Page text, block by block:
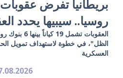
بريطانيا تفرض
روسيا.. سيبيها يحدد
الظل"، في خطوة لاستهداف تمويل
العسكرية